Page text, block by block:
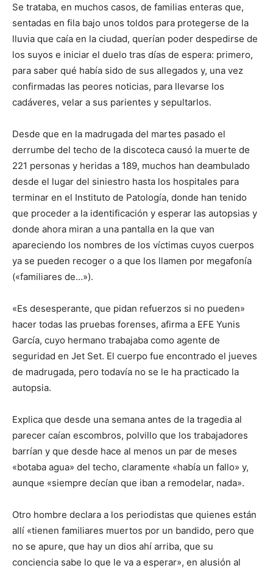
Se trataba, en muchos casos, de familias enteras que,
sentadas en fila bajo unos toldos para protegerse de la
lluvia que caía en la ciudad, querían poder despedirse de
los suyos e iniciar el duelo tras días de espera: primero,
para saber qué había sido de sus allegados y, una vez
confirmadas las peores noticias, para llevarse los
cadáveres, velar a sus parientes y sepultarlos.
Desde que en la madrugada del martes pasado el
derrumbe del techo de la discoteca causó la muerte de
221 personas y heridas a 189, muchos han deambulado
desde el lugar del siniestro hasta los hospitales para
terminar en el Instituto de Patología, donde han tenido
que proceder a la identificación y esperar las autopsias y
donde ahora miran a una pantalla en la que van
apareciendo los nombres de los víctimas cuyos cuerpos
ya se pueden recoger o a que los llamen por megafonía
(«familiares de…»).
«Es desesperante, que pidan refuerzos si no pueden»
hacer todas las pruebas forenses, afirma a EFE Yunis
García, cuyo hermano trabajaba como agente de
seguridad en Jet Set. El cuerpo fue encontrado el jueves
de madrugada, pero todavía no se le ha practicado la
autopsia.
Explica que desde una semana antes de la tragedia al
parecer caían escombros, polvillo que los trabajadores
barrían y que desde hace al menos un par de meses
«botaba agua» del techo, claramente «había un fallo» y,
aunque «siempre decían que iban a remodelar, nada».
Otro hombre declara a los periodistas que quienes están
allí «tienen familiares muertos por un bandido, pero que
no se apure, que hay un dios ahí arriba, que su
conciencia sabe lo que le va a esperar», en alusión al